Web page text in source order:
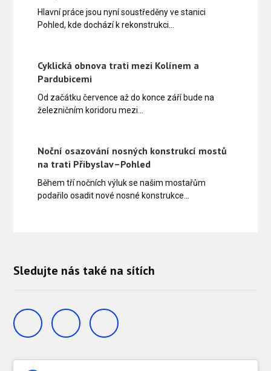
Hlavní práce jsou nyní soustředěny ve stanici
Pohled, kde dochází k rekonstrukci…
Cyklická obnova trati mezi Kolínem a
Pardubicemi
Od začátku července až do konce září bude na
železničním koridoru mezi…
Noční osazování nosných konstrukcí mostů
na trati Přibyslav–Pohled
Během tří nočních výluk se našim mostařům
podařilo osadit nové nosné konstrukce…
Sledujte nás také na sítích